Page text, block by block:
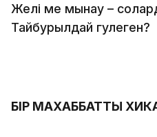
Желі ме мынау –
Тайбурылдай гулеген?
БІР МАХАББАТТЫҢ